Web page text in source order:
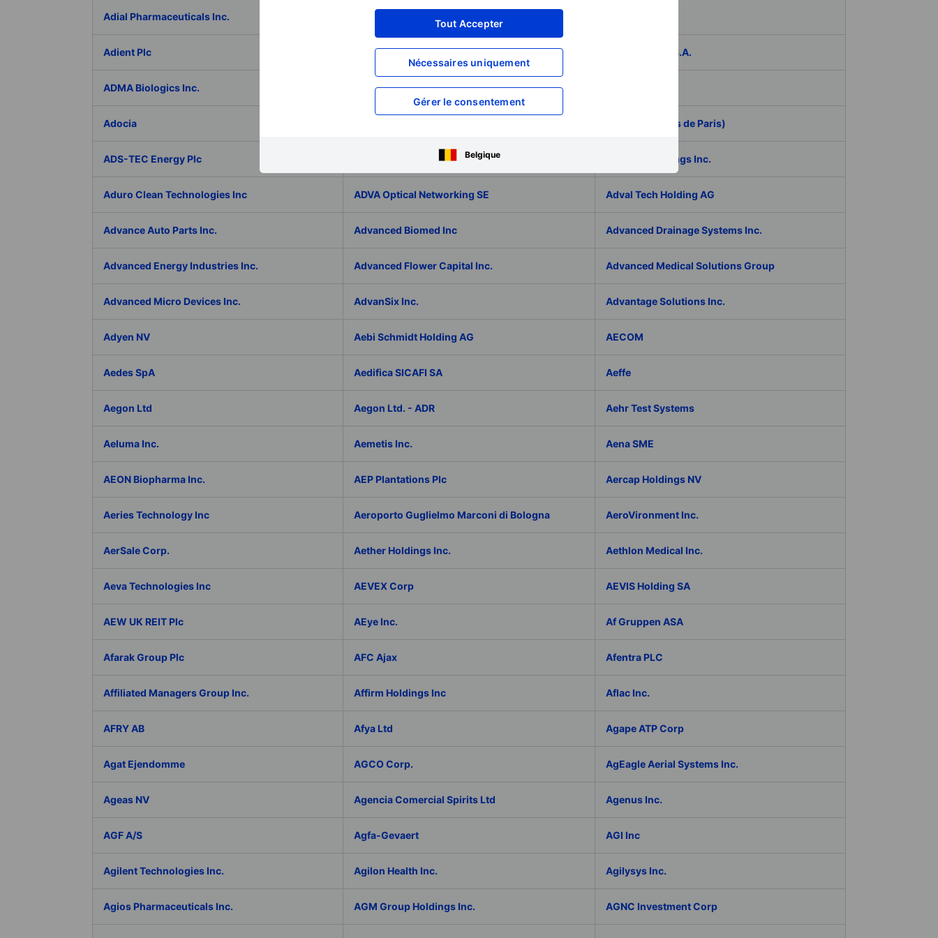
Tout Accepter
Nécessaires uniquement
Gérer le consentement
Belgique
Adial Pharmaceuticals Inc.
Adient Plc Adlai Nortye Limited - ADR ADLER Group S.A.
ADMA Biologics Inc. Admiral Group Plc
Adocia ADP (Aeroports de Paris)
ADS-TEC Energy Plc ADTRAN Holdings Inc.
Aduro Clean Technologies Inc ADVA Optical Networking SE Adval Tech Holding AG
Advance Auto Parts Inc. Advanced Biomed Inc Advanced Drainage Systems Inc.
Advanced Energy Industries Inc. Advanced Flower Capital Inc. Advanced Medical Solutions Group
Advanced Micro Devices Inc. AdvanSix Inc. Advantage Solutions Inc.
Adyen NV Aebi Schmidt Holding AG AECOM
Aedes SpA Aedifica SICAFI SA Aeffe
Aegon Ltd Aegon Ltd. - ADR Aehr Test Systems
Aeluma Inc. Aemetis Inc. Aena SME
AEON Biopharma Inc. AEP Plantations Plc Aercap Holdings NV
Aeries Technology Inc Aeroporto Guglielmo Marconi di Bologna AeroVironment Inc.
AerSale Corp. Aether Holdings Inc. Aethlon Medical Inc.
Aeva Technologies Inc AEVEX Corp AEVIS Holding SA
AEW UK REIT Plc AEye Inc. Af Gruppen ASA
Afarak Group Plc AFC Ajax Afentra PLC
Affiliated Managers Group Inc. Affirm Holdings Inc Aflac Inc.
AFRY AB Afya Ltd Agape ATP Corp
Agat Ejendomme AGCO Corp. AgEagle Aerial Systems Inc.
Ageas NV Agencia Comercial Spirits Ltd Agenus Inc.
AGF A/S Agfa-Gevaert AGI Inc
Agilent Technologies Inc. Agilon Health Inc. Agilysys Inc.
Agios Pharmaceuticals Inc. AGM Group Holdings Inc. AGNC Investment Corp